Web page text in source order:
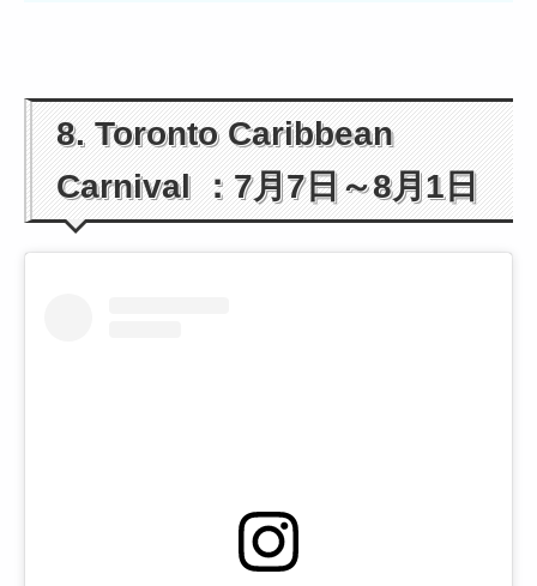
8. Toronto Caribbean
Carnival ：7月7日～8月1日